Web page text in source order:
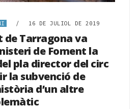
/ 16 DE JULIOL DE 2019
de Tarragona va
de Foment la
pla director del circ
la subvenció de
d’un altre